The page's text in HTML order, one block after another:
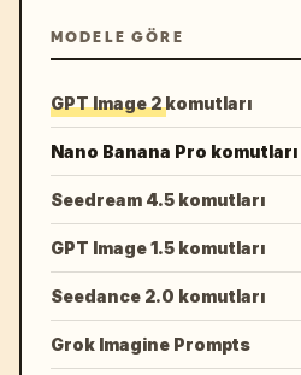
MODELE GÖRE
GPT Image 2 komutları
Nano Banana Pro komutları
Seedream 4.5 komutları
GPT Image 1.5 komutları
Seedance 2.0 komutları
Grok Imagine Prompts